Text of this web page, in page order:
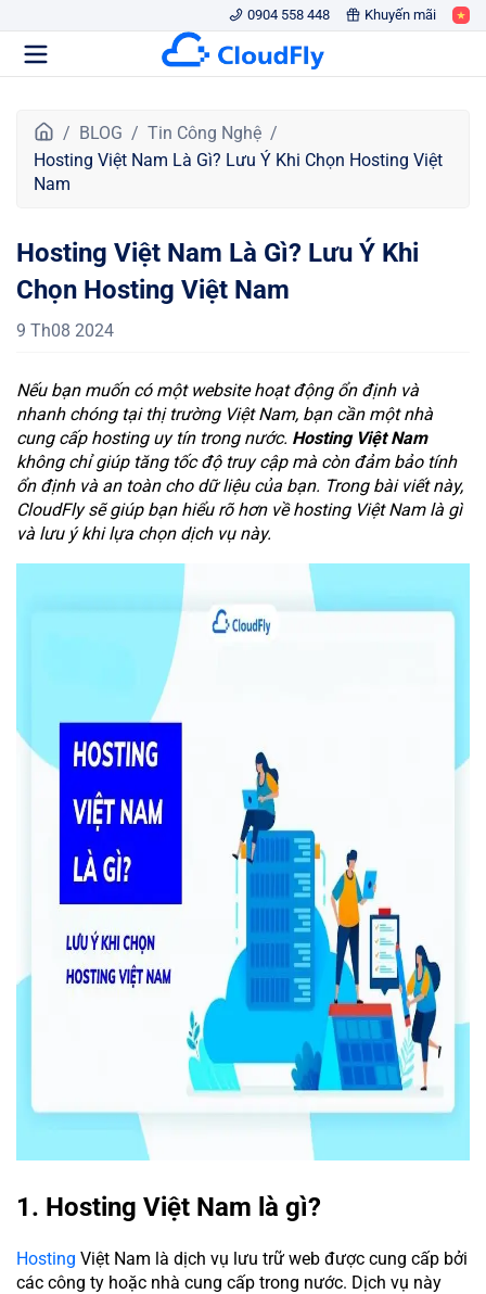
0904 558 448 Khuyến mãi
r
a
c
ủ
BLOG
Tin Công Nghệ
Hosting Việt Nam Là Gì? Lưu Ý Khi Chọn Hosting Việt
Nam
Hosting Việt Nam Là Gì? Lưu Ý Khi
Chọn Hosting Việt Nam
9 Th08 2024
Nếu bạn muốn có một website hoạt động ổn định và
nhanh chóng tại thị trường Việt Nam, bạn cần một nhà
cung cấp hosting uy tín trong nước. Hosting Việt Nam
không chỉ giúp tăng tốc độ truy cập mà còn đảm bảo tính
ổn định và an toàn cho dữ liệu của bạn. Trong bài viết này,
CloudFly sẽ giúp bạn hiểu rõ hơn về hosting Việt Nam là gì
và lưu ý khi lựa chọn dịch vụ này.
1. Hosting Việt Nam là gì?
Hosting Việt Nam là dịch vụ lưu trữ web được cung cấp bởi
các công ty hoặc nhà cung cấp trong nước. Dịch vụ này